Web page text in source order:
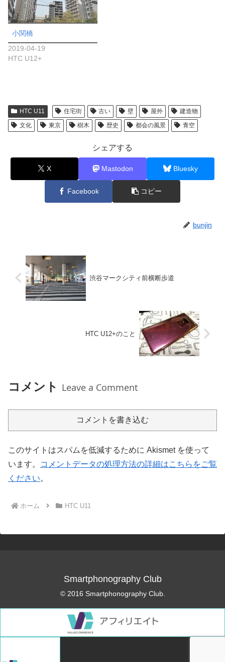
小関橋
2019-04-19
HTC U12+
HTC U11 住宅街 古い 壁 屋外
建造物
文化
東京 樹木 歴史 都会の風景 青空
シェアする
X Mastodon Bluesky
Facebook コピー
bunjin
渋谷マークシティ前横断歩道
HTC U12+のこと
コメント Leave a Comment
コメントを書き込む
このサイトはスパムを低減するために Akismet を使って
います。
コメントデータの処理方法の詳細はこちらをご覧
ください。
ホーム HTC U11
Smartphonography Club
© 2016 Smartphonography Club.